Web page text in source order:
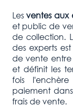
Lesventes aux
et public de
de collection.
des experts
de vente entre
et définit les
fois
paiement
frais de vente.